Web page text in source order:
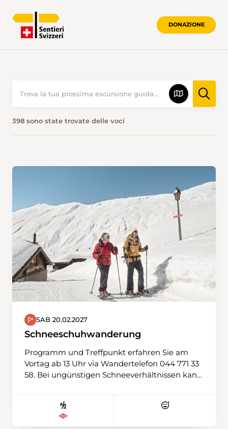
DONAZIONE
398 sono state trovate delle voci
SAB 20.02.2027
Schneeschuhwanderung
Programm und Treffpunkt erfahren Sie am
Vortag ab 13 Uhr via Wandertelefon 044 771 33
58. Bei ungünstigen Schneeverhältnissen kann
Ersatz-T-Shirt, Verpflegung aus dem Rucksack,
Thermosflasche mit warmem Tee wird